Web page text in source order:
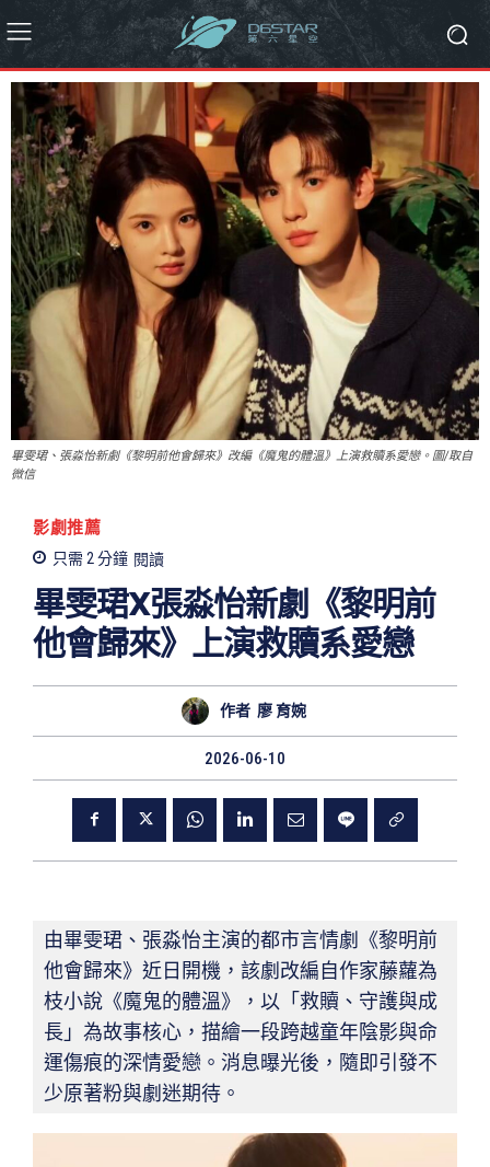
畢雯珺、張淼怡新劇《黎明前他會歸來》改編《魔鬼的體溫》上演救贖系愛戀。圖/取自
微信
影劇推薦
只需 2分鐘 閱讀
畢雯珺X張淼怡新劇《黎明前
他會歸來》上演救贖系愛戀
作者 廖 育婉
2026-06-10
由畢雯珺、張淼怡主演的都市言情劇《黎明前
他會歸來》近日開機，該劇改編自作家藤蘿為
枝小說《魔鬼的體溫》，以「救贖、守護與成
長」為故事核心，描繪一段跨越童年陰影與命
運傷痕的深情愛戀。消息曝光後，隨即引發不
少原著粉與劇迷期待。